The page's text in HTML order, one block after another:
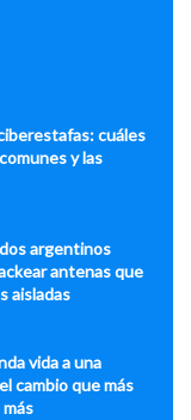
cuáles
y las
argentinos
antenas que
aisladas
vida a una
cambio que más